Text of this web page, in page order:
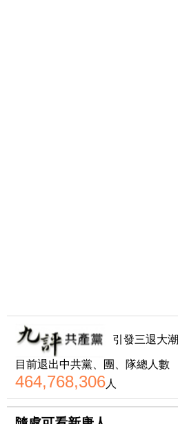
引發三退大潮
目前退出中共黨、團、隊總人數
464,768,306人